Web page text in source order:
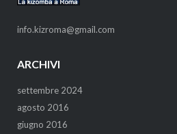
info.kizroma@gmail.com
ARCHIVI
settembre 2024
agosto 2016
giugno 2016